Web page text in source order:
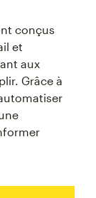
conçus
et
aux
Grâce à